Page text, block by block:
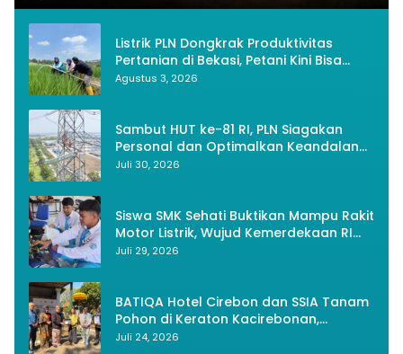
Listrik PLN Dongkrak Produktivitas
Pertanian di Bekasi, Petani Kini Bisa
Panen Tiga Kali Setahun
Agustus 3, 2026
Sambut HUT ke-81 RI, PLN Siagakan
Personal dan Optimalkan Keandalan
Instalasi Transmisi
Juli 30, 2026
Siswa SMK Sehati Buktikan Mampu Rakit
Motor Listrik, Wujud Kemerdekaan RI
Melalui Inovasi dan Kemandirian
Juli 29, 2026
BATIQA Hotel Cirebon dan SSIA Tanam
Pohon di Keraton Kacirebonan,
Lestarikan Budaya dan Lingkungan
Juli 24, 2026